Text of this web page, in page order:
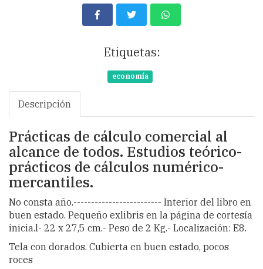
Etiquetas:
economía
Descripción
Prácticas de cálculo comercial al
alcance de todos. Estudios teórico-
prácticos de cálculos numérico-
mercantiles.
No consta año.------------------------- Interior del libro en
buen estado. Pequeño exlibris en la página de cortesía
inicia.l- 22 x 27,5 cm.- Peso de 2 Kg.- Localización: E8.
Tela con dorados. Cubierta en buen estado, pocos
roces